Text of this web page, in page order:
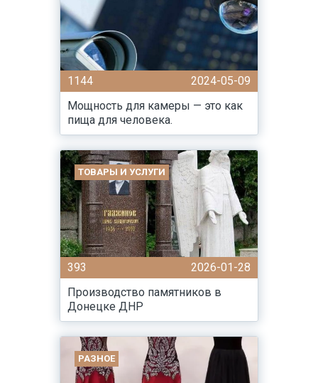
1144
2024-05-09
Мощность для камеры — это как
пища для человека.
ТОВАРЫ И УСЛУГИ
393
2026-01-28
Производство памятников в
Донецке ДНР
РАЗНОЕ